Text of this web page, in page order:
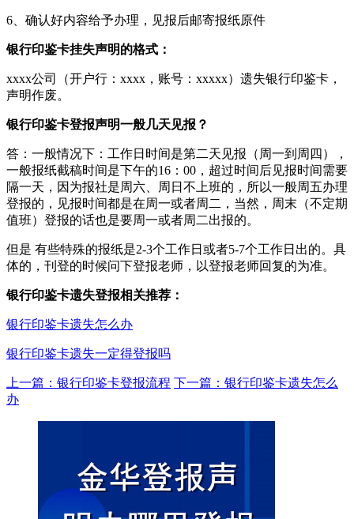
6、确认好内容给予办理，见报后邮寄报纸原件
银行印鉴卡挂失声明的格式：
xxxx公司（开户行：xxxx，账号：xxxxx）遗失银行印鉴卡，
声明作废。
银行印鉴卡登报声明一般几天见报？
答：一般情况下：工作日时间是第二天见报（周一到周四），
一般报纸截稿时间是下午的16：00，超过时间后见报时间需要
隔一天，因为报社是周六、周日不上班的，所以一般周五办理
登报的，见报时间都是在周一或者周二，当然，周末（不定期
值班）登报的话也是要周一或者周二出报的。
但是 有些特殊的报纸是2-3个工作日或者5-7个工作日出的。具
体的，刊登的时候问下登报老师，以登报老师回复的为准。
银行印鉴卡遗失登报相关推荐：
银行印鉴卡遗失怎么办
银行印鉴卡遗失一定得登报吗
上一篇：银行印鉴卡登报流程 下一篇：银行印鉴卡遗失怎么
办